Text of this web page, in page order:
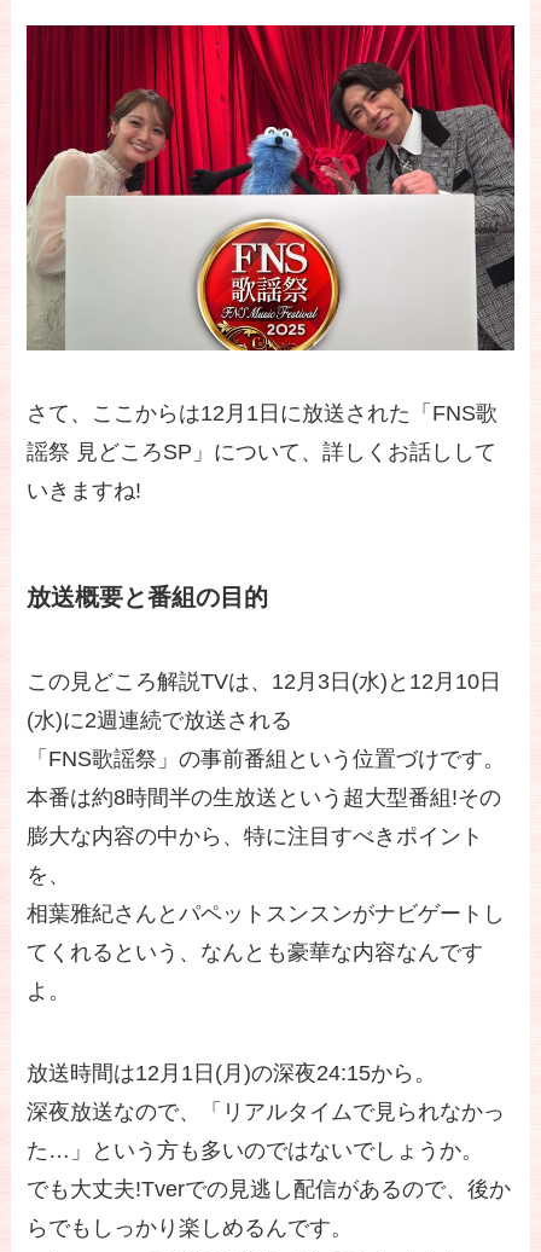
さて、ここからは12月1日に放送された「FNS歌
謡祭 見どころSP」について、詳しくお話しして
いきますね!
放送概要と番組の目的
この見どころ解説TVは、12月3日(水)と12月10日
(水)に2週連続で放送される
「FNS歌謡祭」の事前番組という位置づけです。
本番は約8時間半の生放送という超大型番組!その
膨大な内容の中から、特に注目すべきポイント
を、
相葉雅紀さんとパペットスンスンがナビゲートし
てくれるという、なんとも豪華な内容なんです
よ。
放送時間は12月1日(月)の深夜24:15から。
深夜放送なので、「リアルタイムで見られなかっ
た…」という方も多いのではないでしょうか。
でも大丈夫!Tverでの見逃し配信があるので、後か
らでもしっかり楽しめるんです。